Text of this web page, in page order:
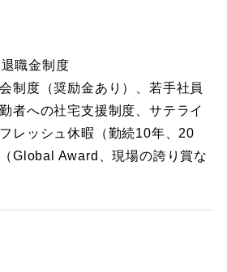
職金制度
制度（奨励金あり）、若手社員
者への社宅支援制度、サテライ
レッシュ休暇（勤続10年、20
Global Award、現場の誇り賞な